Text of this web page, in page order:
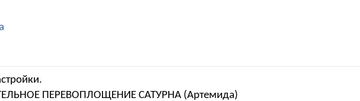
ПЕРЕВОПЛОЩЕНИЕ САТУРНА (Артемида)